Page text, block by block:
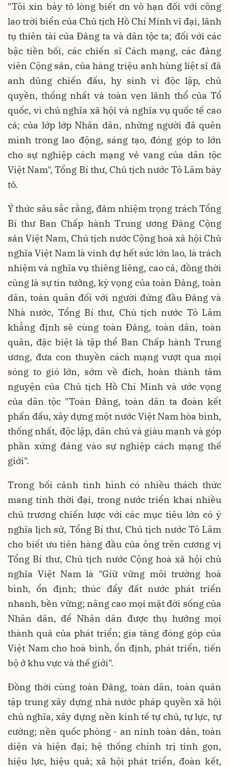
"Tôi xin bày tỏ lòng biết ơn vô hạn đối với công
lao trời biển của Chủ tịch Hồ Chí Minh vĩ đại, lãnh
tụ thiên tài của Đảng ta và dân tộc ta; đối với các
bậc tiền bối, các chiến sĩ Cách mạng, các đảng
viên Cộng sản, của hàng triệu anh hùng liệt sĩ đã
anh dũng chiến đấu, hy sinh vì độc lập, chủ
quyền, thống nhất và toàn vẹn lãnh thổ của Tổ
quốc, vì chủ nghĩa xã hội và nghĩa vụ quốc tế cao
cả; của lớp lớp Nhân dân, những người đã quên
mình trong lao động, sáng tạo, đóng góp to lớn
cho sự nghiệp cách mạng vẻ vang của dân tộc
Việt Nam", Tổng Bí thư, Chủ tịch nước Tô Lâm bày
tỏ.
Ý thức sâu sắc rằng, đảm nhiệm trọng trách Tổng
Bí thư Ban Chấp hành Trung ương Đảng Cộng
sản Việt Nam, Chủ tịch nước Cộng hoà xã hội Chủ
nghĩa Việt Nam là vinh dự hết sức lớn lao, là trách
nhiệm và nghĩa vụ thiêng liêng, cao cả, đồng thời
cũng là sự tin tưởng, kỳ vọng của toàn Đảng, toàn
dân, toàn quân đối với người đứng đầu Đảng và
Nhà nước, Tổng Bí thư, Chủ tịch nước Tô Lâm
khẳng định sẽ cùng toàn Đảng, toàn dân, toàn
quân, đặc biệt là tập thể Ban Chấp hành Trung
ương, đưa con thuyền cách mạng vượt qua mọi
sóng to gió lớn, sớm về đích, hoàn thành tâm
nguyện của Chủ tịch Hồ Chí Minh và ước vọng
của dân tộc "Toàn Đảng, toàn dân ta đoàn kết
phấn đấu, xây dựng một nước Việt Nam hòa bình,
thống nhất, độc lập, dân chủ và giàu mạnh và góp
phần xứng đáng vào sự nghiệp cách mạng thế
giới".
Trong bối cảnh tình hình có nhiều thách thức
mang tính thời đại, trong nước triển khai nhiều
chủ trương chiến lược với các mục tiêu lớn có ý
nghĩa lịch sử, Tổng Bí thư, Chủ tịch nước Tô Lâm
cho biết ưu tiên hàng đầu của ông trên cương vị
Tổng Bí thư, Chủ tịch nước Cộng hoà xã hội chủ
nghĩa Việt Nam là "Giữ vững môi trường hoà
bình, ổn định; thúc đẩy đất nước phát triển
nhanh, bền vững; nâng cao mọi mặt đời sống của
Nhân dân, để Nhân dân được thụ hưởng mọi
thành quả của phát triển; gia tăng đóng góp của
Việt Nam cho hoà bình, ổn định, phát triển, tiến
bộ ở khu vực và thế giới".
Đồng thời cùng toàn Đảng, toàn dân, toàn quân
tập trung xây dựng nhà nước pháp quyền xã hội
chủ nghĩa, xây dựng nền kinh tế tự chủ, tự lực, tự
cường; nền quốc phòng - an ninh toàn dân, toàn
diện và hiện đại; hệ thống chính trị tinh gọn,
hiệu lực, hiệu quả; xã hội phát triển, đoàn kết,